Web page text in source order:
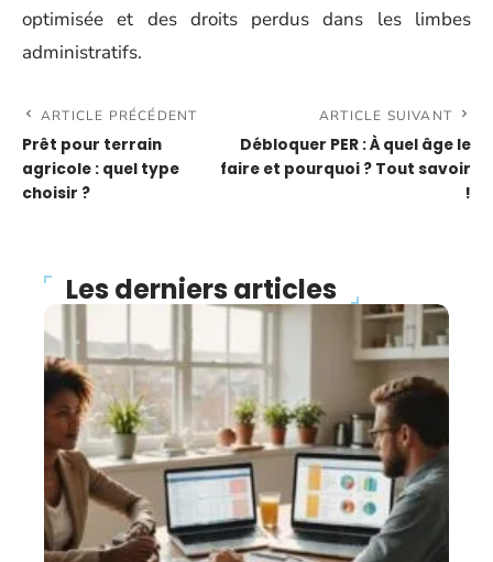
optimisée et des droits perdus dans les limbes
administratifs.
ARTICLE PRÉCÉDENT
Prêt pour terrain
agricole : quel type
choisir ?
ARTICLE SUIVANT
Débloquer PER : À quel âge le
faire et pourquoi ? Tout savoir
!
Les derniers articles